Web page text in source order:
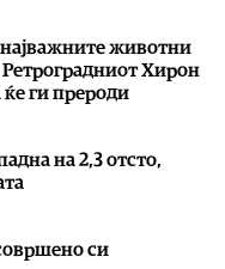
најважните животни
Ретроградниот Хирон
ги прероди
на 2,3 отсто,
си